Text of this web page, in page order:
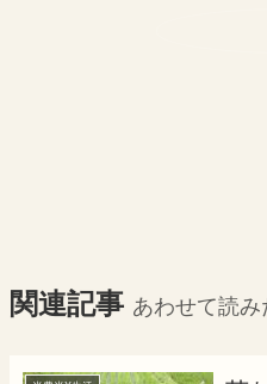
関連記事 あわせて読み